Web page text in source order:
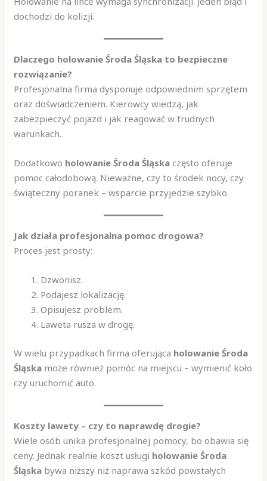
dochodzi do kolizji.
Dlaczego holowanie Środa Śląska to bezpieczne
rozwiązanie?
Profesjonalna firma dysponuje odpowiednim sprzętem
oraz doświadczeniem. Kierowcy wiedzą, jak
zabezpieczyć pojazd i jak reagować w trudnych
warunkach.
Dodatkowo holowanie Środa Śląska często oferuje
pomoc całodobową. Nieważne, czy to środek nocy, czy
świąteczny poranek – wsparcie przyjedzie szybko.
Jak działa profesjonalna pomoc drogowa?
Proces jest prosty:
Dzwonisz.
Podajesz lokalizację.
Opisujesz problem.
Laweta rusza w drogę.
W wielu przypadkach firma oferująca holowanie Środa
Śląska może również pomóc na miejscu – wymienić koło
czy uruchomić auto.
Koszty lawety – czy to naprawdę drogie?
Wiele osób unika profesjonalnej pomocy, bo obawia się
ceny. Jednak realnie koszt usługi holowanie Środa
Śląska bywa niższy niż naprawa szkód powstałych